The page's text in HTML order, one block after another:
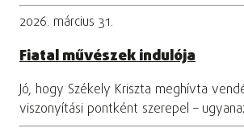
2026. március 31.
Fiatal művészek indulója
Jó, hogy Székely Kriszta meghívta
viszonyítási pontként szerepel –